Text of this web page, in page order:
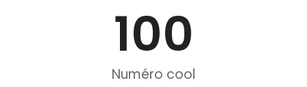
100
Numéro cool